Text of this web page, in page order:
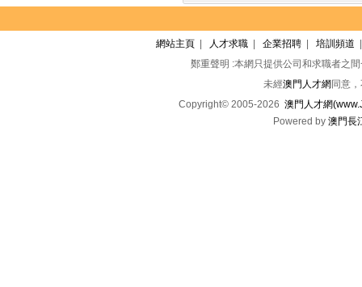
網站主頁 人才求職 企業招聘 培訓頻道
鄭重聲明 :本網只提供公司和求職者之
未經澳門人才網 同意
Copyright© 2005-2026 澳門人才網
Powered by 澳門長